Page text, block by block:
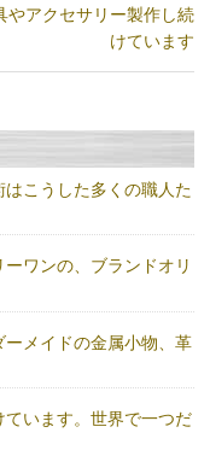
やアクセサリー製作し続
けています
こうした多くの職人た
ワンの、ブランドオリ
メイドの金属小物、革
います。世界で一つだ